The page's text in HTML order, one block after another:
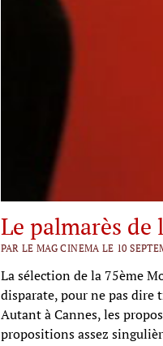
Le palmarès de
PAR LE MAG CINEMA LE 10
La sélection de la 75ème
disparate, pour ne pas dire
Autant à Cannes, les
propositions assez